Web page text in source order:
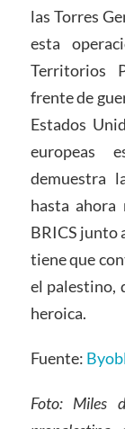
las Torres
esta
Territorios
frente de
Estados
europeas
demuestra
hasta
BRICS junto
tiene que
el palestino,
heroica.
Fuente:
Foto: Miles